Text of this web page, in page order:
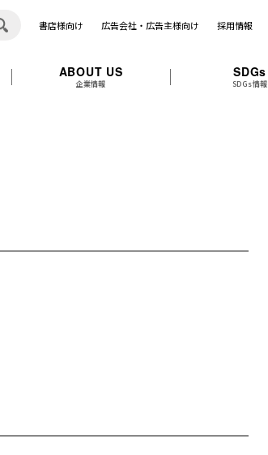
書店様向け 広告会社・広告主様向け 採用情報
ABOUT US
企業情報
SDGs
SDGs情報